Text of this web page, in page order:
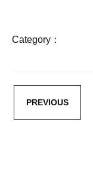
Category：
PREVIOUS